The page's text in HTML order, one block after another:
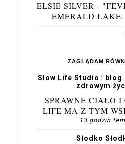
ELSIE SILVER -
EMERALD LAKE.
ZAGLĄDAM
Slow Life Studio | blog
zdrowym
SPRAWNE CIAŁO I
LIFE MA Z TYM
13 godzin
Słodko